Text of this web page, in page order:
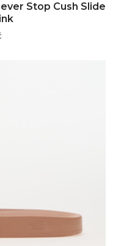
Stop Cush Slide